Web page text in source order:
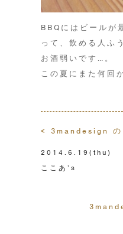
BBQにはビールが
って、飲める人ふ
お酒弱いです…。
この夏にまた何回
< 3mandesign の
2014.6.19 (thu)
ここあ’s